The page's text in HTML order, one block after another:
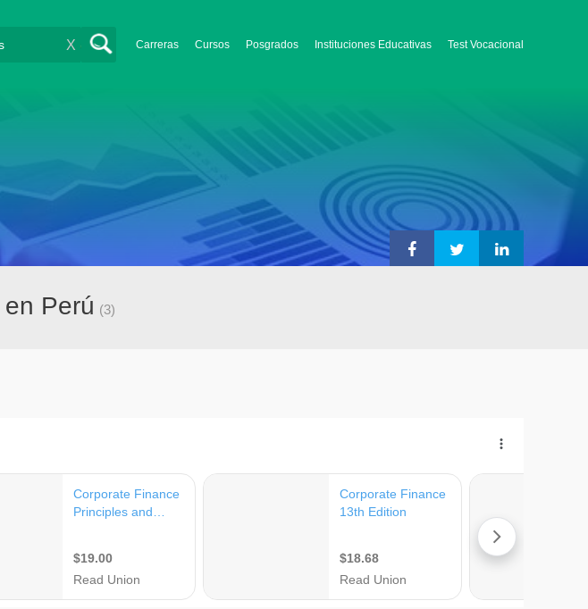
Carreras Cursos Posgrados Instituciones Educativas Test Vocacional
X
Perú (3)